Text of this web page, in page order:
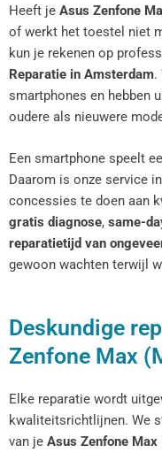
Heeft je Asus Zenfone
of werkt het toestel niet
kun je rekenen op
Reparatie in Amsterdam.
smartphones en hebben
oudere als nieuwere
Een smartphone speelt
Daarom is onze service
concessies te doen aan
gratis diagnose, same-
reparatietijd van
gewoon wachten terwijl
Deskundige
Zenfone Max
Elke reparatie wordt
kwaliteitsrichtlijnen. We
van je Asus Zenfone